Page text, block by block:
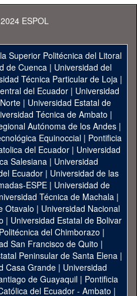
ESPOL
Superior Politécnica del Litoral
de Cuenca| Universidad del
Técnica Particular de Loja|
del Ecuador| Universidad
| Universidad Estatal de
Técnica de Ambato |
Autónoma de los Andes|
Equinoccial| Pontificia
del Ecuador | Universidad
Salesiana | Universidad
Ecuador | Universidad de las
ESPE | Universidad de
Técnica de Machala|
Otavalo | Universidad Nacional
| Universidad Estatal de Bolivar
del Chimborazo |
San Francisco de Quito |
Peninsular de Santa Elena|
Casa Grande | Universidad
de Guayaquil| Pontificia
del Ecuador - Ambato |